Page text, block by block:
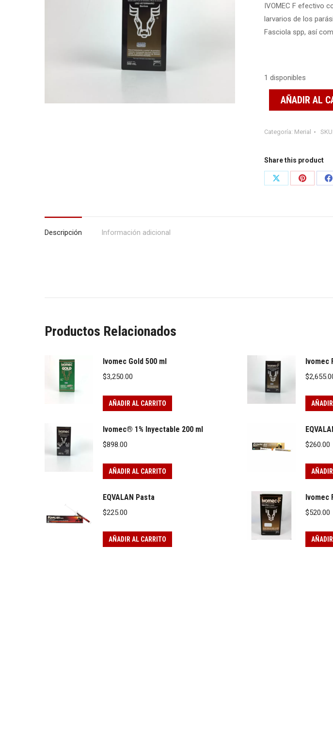
IVOMEC F efectivo
larvarios de los
Fasciola spp, así
1 disponibles
AÑADIR AL
Categoría: Merial SKU:
Share this product
Share
Share
Descripción Información adicional
Productos Relacionados
Ivomec Gold 500 ml
$3,250.00
AÑADIR AL CARRITO
Ivomec
$
Ivomec® 1% Inyectable 200 ml
$898.00
AÑADIR AL CARRITO
$260.00
EQVALAN Pasta
$225.00
AÑADIR AL CARRITO
Ivomec
$520.00